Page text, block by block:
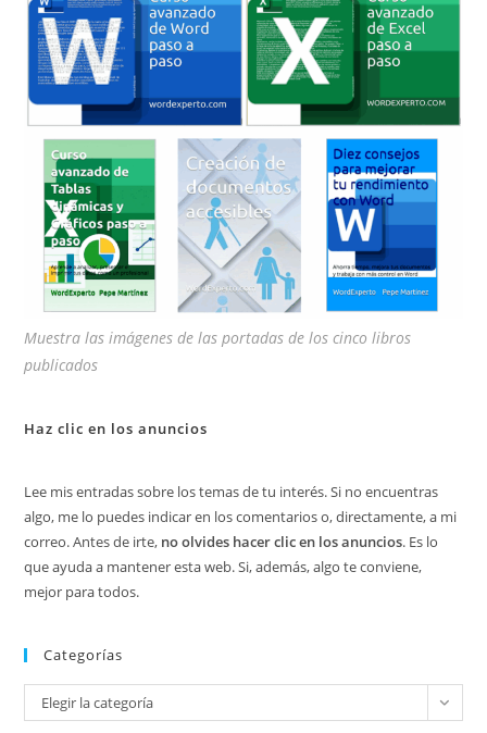
Muestra las imágenes de las portadas de los cinco libros
publicados
Haz clic en los anuncios
Lee mis entradas sobre los temas de tu interés. Si no encuentras
algo, me lo puedes indicar en los comentarios o, directamente, a mi
correo. Antes de irte, no olvides hacer clic en los anuncios. Es lo
que ayuda a mantener esta web. Si, además, algo te conviene,
mejor para todos.
Categorías
Categorías
Elegir la categoría